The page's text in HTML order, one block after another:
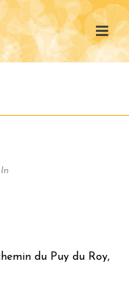
In
du Puy du Roy,